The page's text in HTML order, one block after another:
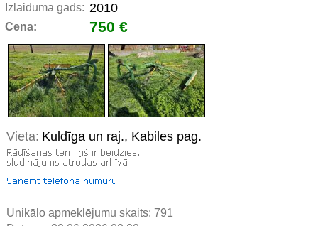
Izlaiduma gads: 2010
Cena: 750 €
Vieta: Kuldīga un raj., Kabiles pag.
Unikālo apmeklējumu skaits: 791